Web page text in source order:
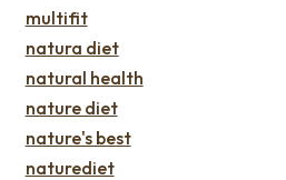
multifit
natura diet
natural health
nature diet
nature's best
naturediet